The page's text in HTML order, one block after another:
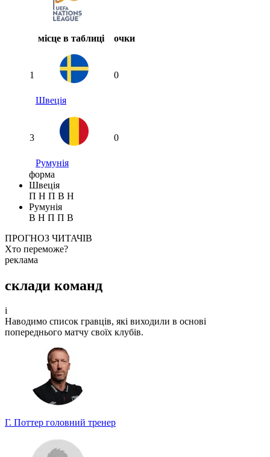
місце в таблиці очки
1
Швеція
0
3
Румунія
0
форма
Швеція
П Н П В Н
Румунія
В Н П П В
ПРОГНОЗ ЧИТАЧІВ
Хто переможе?
Беріть участь у турнірі прогнозистів та здобувайте класні
призи!
Турнір прогнозистів
реклама
склади команд
i
Наводимо список гравців, які виходили в основі
попереднього матчу своїх клубів.
Г. Поттер головний тренер